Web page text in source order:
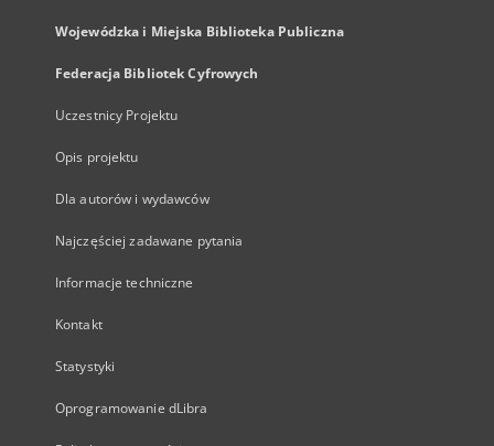
Wojewódzka i Miejska Biblioteka Publiczna
Federacja Bibliotek Cyfrowych
Uczestnicy Projektu
Opis projektu
Dla autorów i wydawców
Najczęściej zadawane pytania
Informacje techniczne
Kontakt
Statystyki
Oprogramowanie dLibra